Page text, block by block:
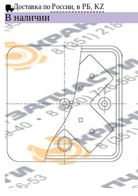
Доставка поРоссии, в РБ, KZ
В наличии